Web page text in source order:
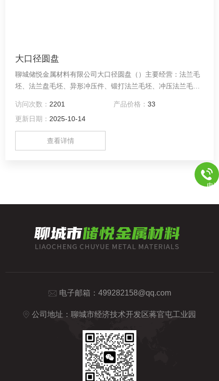
大口径圆盘
聊城储悦金属材料有限公司大口径圆盘（）主要经营：法兰毛
坯、法兰盘毛坯、异形冲压件、锻打法兰毛坯、冲压法兰毛
坯、热扩法兰毛坯、日标法兰盘、垫圈等产品。
访问次数： 2201 产品价格： 33
更新日期： 2025-10-14
查看详情
电子邮箱： 499282158@qq.com
公司地址：聊城市经济技术开发区蒋官屯工业园
电